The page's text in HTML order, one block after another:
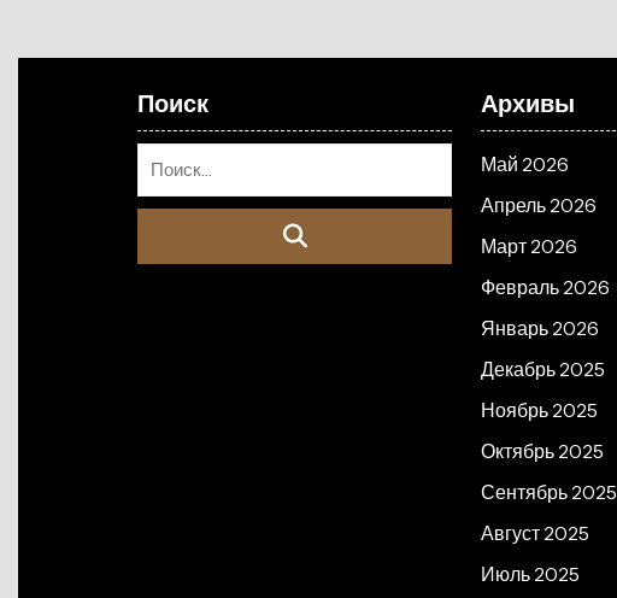
Поиск Архивы
Май 2026
Апрель 2026
Март 2026
Февраль 2026
Январь 2026
Декабрь 2025
Ноябрь 2025
Октябрь 2025
Сентябрь 2025
Август 2025
Июль 2025